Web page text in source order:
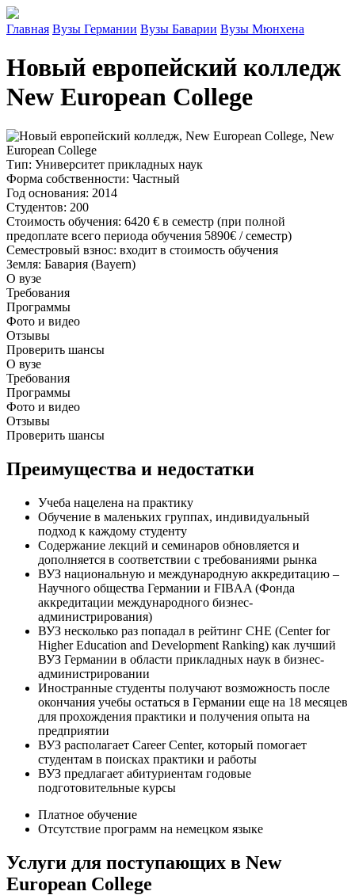
Главная Вузы Германии Вузы Баварии Вузы Мюнхена
Новый европейский колледж
New European College
Тип: Университет прикладных наук
Форма собственности: Частный
Год основания: 2014
Студентов: 200
Стоимость обучения: 6420 € в семестр (при полной
предоплате всего периода обучения 5890€ / семестр)
Семестровый взнос: входит в стоимость обучения
Земля: Бавария (Bayern)
О вузе
Требования
Программы
Фото и видео
Отзывы
Проверить шансы
О вузе
Требования
Программы
Фото и видео
Отзывы
Проверить шансы
Преимущества и недостатки
Учеба нацелена на практику
Обучение в маленьких группах, индивидуальный
подход к каждому студенту
Содержание лекций и семинаров обновляется и
дополняется в соответствии с требованиями рынка
ВУЗ национальную и международную аккредитацию –
Научного общества Германии и FIBAA (Фонда
аккредитации международного бизнес-
администрирования)
ВУЗ несколько раз попадал в рейтинг CHE (Center for
Higher Education and Development Ranking) как лучший
ВУЗ Германии в области прикладных наук в бизнес-
администрировании
Иностранные студенты получают возможность после
окончания учебы остаться в Германии еще на 18 месяцев
для прохождения практики и получения опыта на
предприятии
ВУЗ располагает Career Center, который помогает
студентам в поисках практики и работы
ВУЗ предлагает абитуриентам годовые
подготовительные курсы
Платное обучение
Отсутствие программ на немецком языке
Услуги для поступающих в New
European College